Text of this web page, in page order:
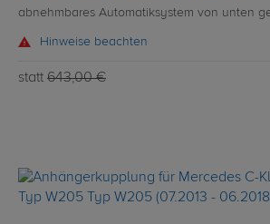
abnehmbares Automatiksystem von unten
Hinweise beachten
statt 643,00 €